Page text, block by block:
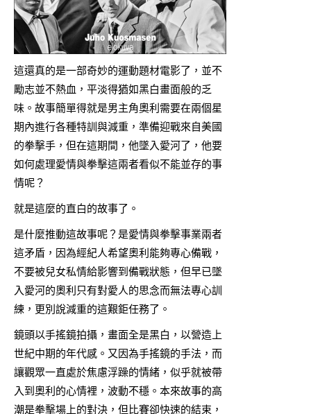
這還真的是一部奇妙的運動題材電影了，並不
勵志並不熱血，平淡得猶如黑白畫面般的乏
味。故事簡單得就是男主角奧利需要在兩個星
期內進行各種特訓與減重，準備迎戰來自美國
的拳擊手，但在這期間，他墜入愛河了，他要
如何處理愛情與拳擊這兩者看似不能並存的事
情呢？
就是這麼的直白的故事了。
是什麼推動這故事呢？是愛情與拳擊事業兩者
這矛盾，因為經紀人希望奧利能夠專心備戰，
不要被兒女私情給影響到備戰狀態，但早已墜
入愛河的奧利只有對愛人的思念而無法專心訓
練，更別說減重的這艱鉅任務了。
鏡頭以手搖鏡拍攝，畫面全是黑白，以營造上
世紀中期的年代感。又因為手搖鏡的手法，而
讓觀眾一直處於焦慮浮躁的情緒，似乎就被帶
入到奧利的心情裡，波動不穩。本來故事的高
潮是拳擊場上的對決，但比賽卻快速的結束，